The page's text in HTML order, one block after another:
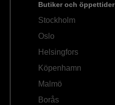
Butiker och öppettider
Stockholm
Oslo
Helsingfors
Köpenhamn
Malmö
Borås